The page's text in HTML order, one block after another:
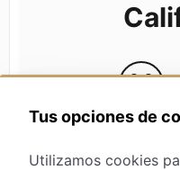
Tus opciones de
Utilizamos cookies